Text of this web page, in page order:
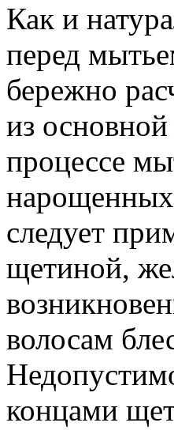
Как и
перед
бережно
из
процессе
нарощенных
следует
щетиной,
волосам
концами